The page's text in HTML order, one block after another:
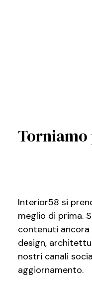
Torniamo
Interior58 si
meglio di prima.
contenuti
design,
nostri canali
aggiornamento.